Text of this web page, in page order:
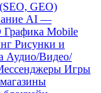
GEO)
AI —
Графика Mobile
Рисунки и
Аудио/Видео/
Игры